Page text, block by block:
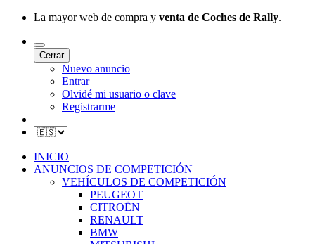
La mayor web de compra y venta de Coches de Rally.
Cerrar
Nuevo anuncio
Entrar
Olvidé mi usuario o clave
Registrarme
INICIO
ANUNCIOS DE COMPETICIÓN
VEHÍCULOS DE COMPETICIÓN
PEUGEOT
CITROËN
RENAULT
BMW